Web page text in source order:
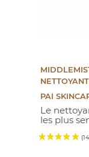
PAI
Le
les plus